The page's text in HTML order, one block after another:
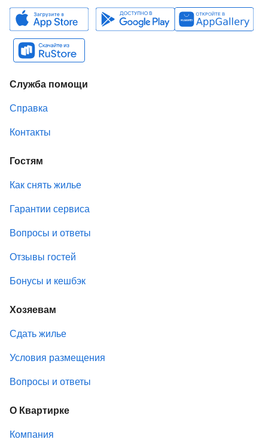
Служба помощи
Справка
Контакты
Гостям
Как снять жилье
Гарантии сервиса
Вопросы и ответы
Отзывы гостей
Бонусы и кешбэк
Хозяевам
Сдать жилье
Условия размещения
Вопросы и ответы
О Квартирке
Компания